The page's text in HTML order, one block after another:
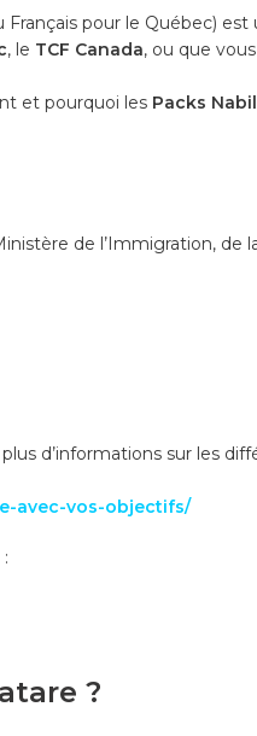
Français pour le Québec)
, le TCF Canada, ou que
et pourquoi les Packs Nabil
de l’Immigration, de
d’informations sur les
avec-vos-objectifs/
?